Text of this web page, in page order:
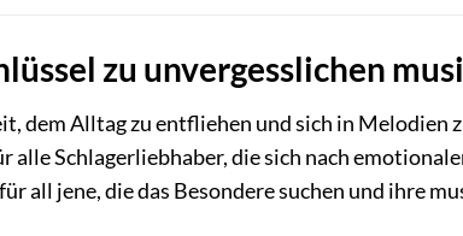
zu unvergesslichen
dem Alltag zu entfliehen und sich in Melodien
Schlagerliebhaber, die sich nach
all jene, die das Besondere suchen und ihre